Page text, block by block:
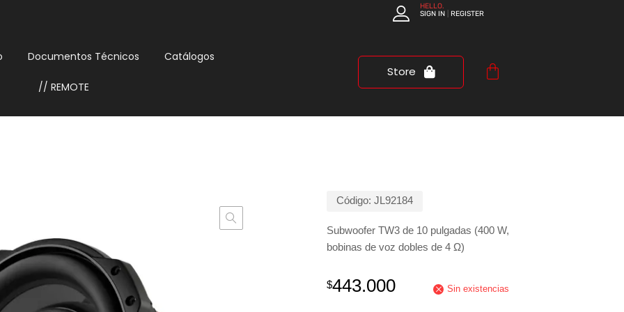
HELLO.
SIGN IN
REGISTER
Documentos Técnicos Catálogos
// REMOTE
Store
Código: JL92184
Subwoofer TW3 de 10 pulgadas (400 W,
bobinas de voz dobles de 4 Ω)
$443.000 Sin existencias